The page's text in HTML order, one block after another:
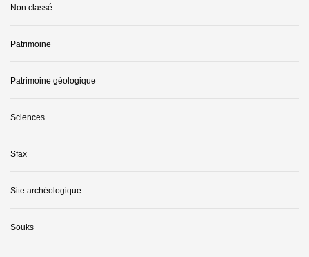
Non classé
Patrimoine
Patrimoine géologique
Sciences
Sfax
Site archéologique
Souks